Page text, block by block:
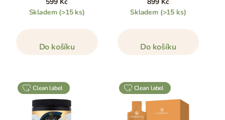
Skladem (>15 ks)
Do košíku
Skladem (>15 ks)
Do košíku
clean label clean label